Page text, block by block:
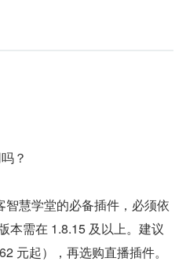
？
慧学堂的必备插件，必须依
本需在 1.8.15 及以上。建议
元起），再选购直播插件。